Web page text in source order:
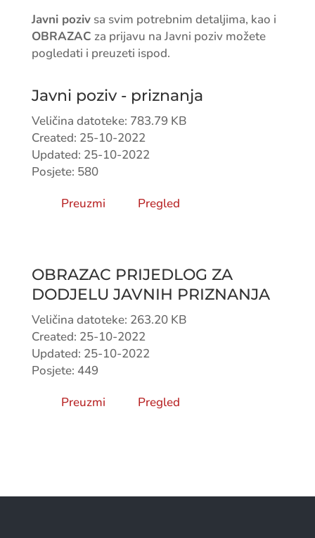
Javni pozivsa svim potrebnim detaljima, kao i
OBRAZAC za prijavu na Javni poziv možete
pogledati i preuzeti ispod.
Javni poziv - priznanja
Veličina datoteke: 783.79 KB
Created: 25-10-2022
Updated: 25-10-2022
Posjete: 580
Preuzmi
Pregled
OBRAZAC PRIJEDLOG ZA
DODJELU JAVNIH PRIZNANJA
Veličina datoteke: 263.20 KB
Created: 25-10-2022
Updated: 25-10-2022
Posjete: 449
Preuzmi
Pregled